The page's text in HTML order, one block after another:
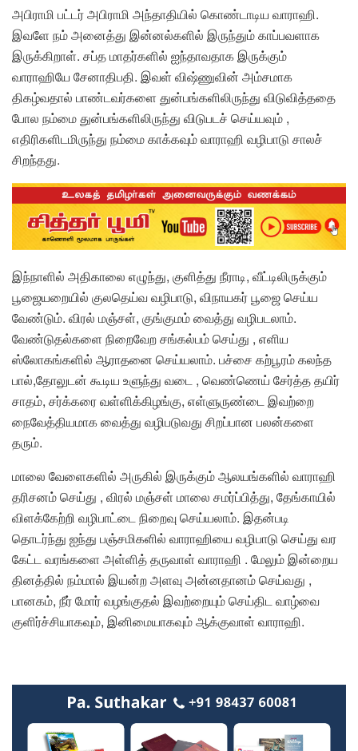
அபிராமி பட்டர் அபிராமி அந்தாதியில் கொண்டாடிய வாராஹி.
இவளே நம் அனைத்து இன்னல்களில் இருந்தும் காப்பவளாக
இருக்கிறாள். சப்த மாதர்களில் ஐந்தாவதாக இருக்கும்
வாராஹியே சேனாதிபதி. இவள் விஷ்ணுவின் அம்சமாக
திகழ்வதால் பாண்டவர்களை துன்பங்களிலிருந்து விடுவித்ததை
போல நம்மை துன்பங்களிலிருந்து விடுபடச் செய்யவும் ,
எதிரிகளிடமிருந்து நம்மை காக்கவும் வாராஹி வழிபாடு சாலச்
சிறந்தது.
இந்நாளில் அதிகாலை எழுந்து, குளித்து நீராடி, வீட்டிலிருக்கும்
பூஜையறையில் குலதெய்வ வழிபாடு, விநாயகர் பூஜை செய்ய
வேண்டும். விரல் மஞ்சள், குங்குமம் வைத்து வழிபடலாம்.
வேண்டுதல்களை நிறைவேற சங்கல்பம் செய்து , எளிய
ஸ்லோகங்களில் ஆராதனை செய்யலாம். பச்சை கற்பூரம் கலந்த
பால்,தோலுடன் கூடிய உளுந்து வடை , வெண்ணெய் சேர்த்த தயிர்
சாதம், சர்க்கரை வள்ளிக்கிழங்கு, எள்ளுருண்டை இவற்றை
நைவேத்தியமாக வைத்து வழிபடுவது சிறப்பான பலன்களை
தரும்.
மாலை வேளைகளில் அருகில் இருக்கும் ஆலயங்களில் வாராஹி
தரிசனம் செய்து , விரல் மஞ்சள் மாலை சமர்ப்பித்து, தேங்காயில்
விளக்கேற்றி வழிபாட்டை நிறைவு செய்யலாம். இதன்படி
தொடர்ந்து ஐந்து பஞ்சமிகளில் வாராஹியை வழிபாடு செய்து வர
கேட்ட வரங்களை அள்ளித் தருவாள் வாராஹி . மேலும் இன்றைய
தினத்தில் நம்மால் இயன்ற அளவு அன்னதானம் செய்வது ,
பானகம், நீர் மோர் வழங்குதல் இவற்றையும் செய்திட வாழ்வை
குளிர்ச்சியாகவும், இனிமையாகவும் ஆக்குவாள் வாராஹி.